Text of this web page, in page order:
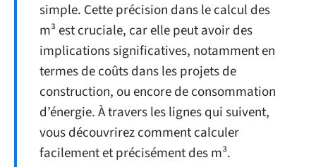
simple. Cette précision dans le calcul des
m³ est cruciale, car elle peut avoir des
implications significatives, notamment en
termes de coûts dans les projets de
construction, ou encore de consommation
d’énergie. À travers les lignes qui suivent,
vous découvrirez comment calculer
facilement et précisément des m³.